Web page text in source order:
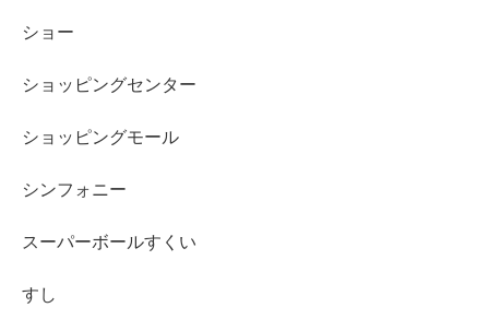
ショー
ショッピングセンター
ショッピングモール
シンフォニー
スーパーボールすくい
すし